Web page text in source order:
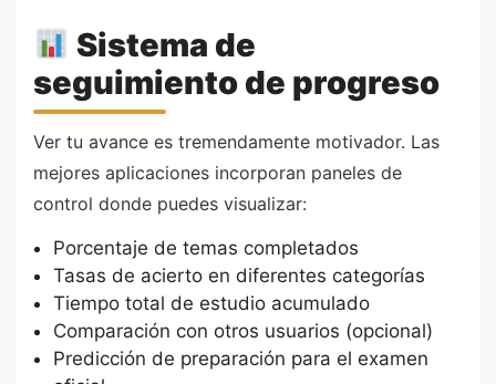
Sistema de
seguimiento de progreso
Ver tu avance es tremendamente motivador. Las
mejores aplicaciones incorporan paneles de
control donde puedes visualizar:
Porcentaje de temas completados
Tasas de acierto en diferentes categorías
Tiempo total de estudio acumulado
Comparación con otros usuarios (opcional)
Predicción de preparación para el examen